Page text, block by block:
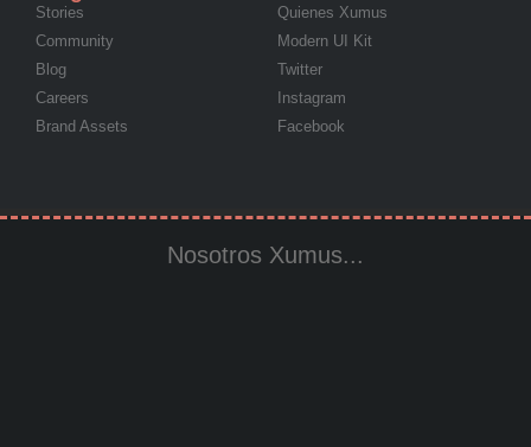
Stories
Community
Blog
Careers
Brand Assets
Quienes Xumus
Modern UI Kit
Twitter
Instagram
Facebook
Nosotros Xumus...